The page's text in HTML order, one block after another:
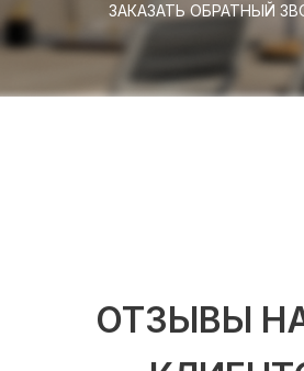
ЗАКАЗАТЬ ОБРАТНЫЙ
ОТЗЫВЫ